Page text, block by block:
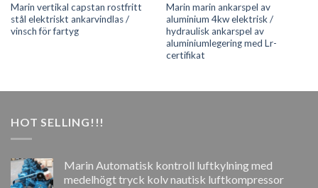
Marin vertikal capstan rostfritt
stål elektriskt ankarvindlas /
vinsch för fartyg
Marin marin ankarspel av
aluminium 4kw elektrisk /
hydraulisk ankarspel av
aluminiumlegering med Lr-
certifikat
HOT SELLING!!!
Marin Automatisk kontroll luftkylning med
medelhögt tryck kolv nautisk luftkompressor